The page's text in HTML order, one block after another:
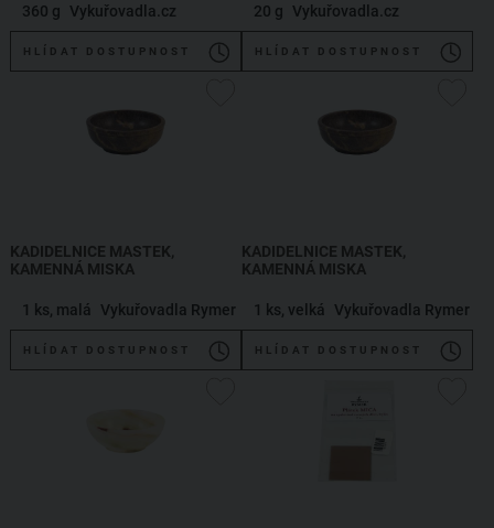
360 g Vykuřovadla.cz
HLÍDAT DOSTUPNOST
20 g Vykuřovadla.cz
HLÍDAT DOSTUPNOST
KADIDELNICE MASTEK,
KAMENNÁ MISKA
1 ks, malá Vykuřovadla Rymer
HLÍDAT DOSTUPNOST
KADIDELNICE MASTEK,
KAMENNÁ MISKA
1 ks, velká Vykuřovadla Rymer
HLÍDAT DOSTUPNOST